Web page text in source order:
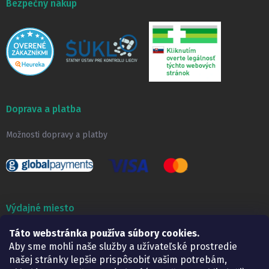
Táto webstránka používa súbory cookies.
Aby sme mohli naše služby a užívateľské prostredie
našej stránky lepšie prispôsobiť vašim potrebám,
Bezpečný nákup
Doprava a platba
Možnosti dopravy a platby
Výdajné miesto
Lekáreň ADONAI
Košice – Smetanova 2
Pondelok:
07.30 – 15.30 h.